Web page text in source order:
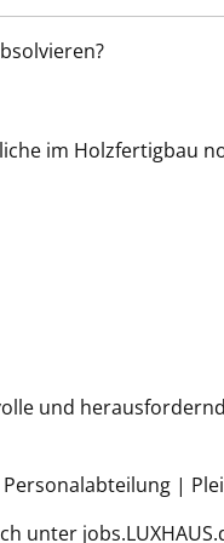
im Holzfertigbau
und
|
unter